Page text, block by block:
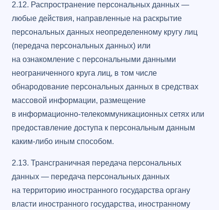
2.12. Распространение персональных данных —
любые действия, направленные на раскрытие
персональных данных неопределенному кругу лиц
(передача персональных данных) или
на ознакомление с персональными данными
неограниченного круга лиц, в том числе
обнародование персональных данных в средствах
массовой информации, размещение
в информационно-телекоммуникационных сетях или
предоставление доступа к персональным данным
каким-либо иным способом.
2.13. Трансграничная передача персональных
данных — передача персональных данных
на территорию иностранного государства органу
власти иностранного государства, иностранному